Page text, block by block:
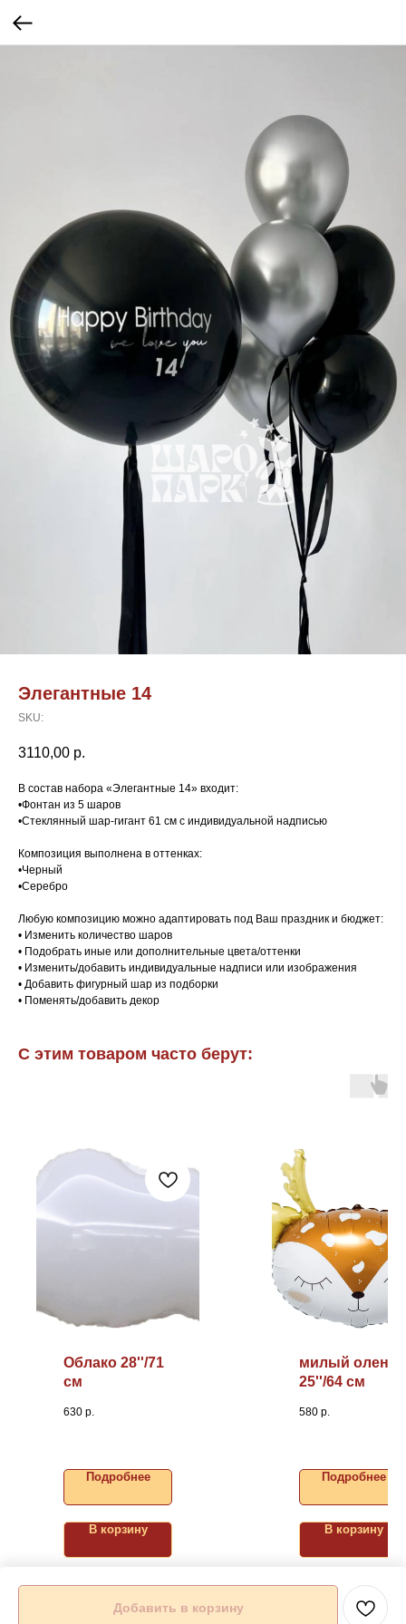
Элегантные 14
SKU:
3110,00 р.
Добавить в корзину
В состав набора «Элегантные 14» входит:
•Фонтан из 5 шаров
•Стеклянный шар-гигант 61 см с индивидуальной надписью
Композиция выполнена в оттенках:
•Черный
•Серебро
Любую композицию можно адаптировать под Ваш праздник и бюджет:
• Изменить количество шаров
• Подобрать иные или дополнительные цвета/оттенки
• Изменить/добавить индивидуальные надписи или изображения
• Добавить фигурный шар из подборки
• Поменять/добавить декор
С этим товаром часто берут:
Облако 28''/71
см
630 р.
Подробнее
В корзину
милый олень
25''/64 см
580 р.
Подробнее
В корзину